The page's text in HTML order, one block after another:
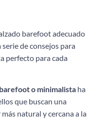
barefoot adecuado
serie de consejos para
perfecto para cada
o minimalista ha
que buscan una
natural y cercana a la